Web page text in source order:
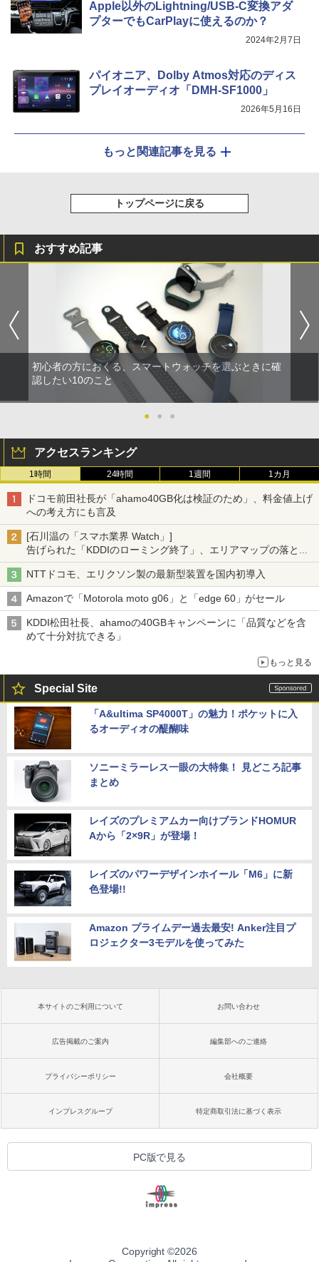
Apple以外のLightning/USB-C変換アダ
プターでもCarPlayに使えるのか？
2024年2月7日
パイオニア、Dolby Atmos対応のディス
プレイオーディオ「DMH-SF1000」
2026年5月16日
もっと関連記事を見る
トップページに戻る
おすすめ記事
初心者の方におくる、スマートウォッチを選ぶときに確
認したい10のこと
● ● ●
アクセスランキング
1時間 24時間 1週間 1カ月
ドコモ前田社長が「ahamo40GB化は検証のため」、料金値上げ
への考え方にも言及
[石川温の「スマホ業界 Watch」]
告げられた「KDDIのローミング終了」、エリアマップの落とし
穴と楽天モバイルの課題
NTTドコモ、エリクソン製の最新型装置を国内初導入
Amazonで「Motorola moto g06」と「edge 60」がセール
KDDI松田社長、ahamoの40GBキャンペーンに「品質などを含
めて十分対抗できる」
もっと見る
Special Site
「A&ultima SP4000T」の魅力！ポケットに入
るオーディオの醍醐味
ソニーミラーレス一眼の大特集！ 見どころ記事
まとめ
レイズのプレミアムカー向けブランドHOMUR
Aから「2×9R」が登場！
レイズのパワーデザインホイール「M6」に新
色登場!!
Amazon プライムデー過去最安! Anker注目プ
ロジェクター3モデルを使ってみた
本サイトのご利用について お問い合わせ
広告掲載のご案内 編集部へのご連絡
プライバシーポリシー 会社概要
インプレスグループ 特定商取引法に基づく表示
PC版で見る
Copyright ©2026